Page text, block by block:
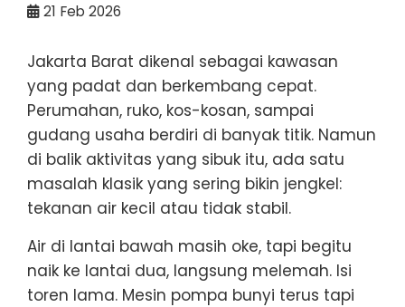
21 Feb 2026
Jakarta Barat dikenal sebagai kawasan
yang padat dan berkembang cepat.
Perumahan, ruko, kos-kosan, sampai
gudang usaha berdiri di banyak titik. Namun
di balik aktivitas yang sibuk itu, ada satu
masalah klasik yang sering bikin jengkel:
tekanan air kecil atau tidak stabil.
Air di lantai bawah masih oke, tapi begitu
naik ke lantai dua, langsung melemah. Isi
toren lama. Mesin pompa bunyi terus tapi